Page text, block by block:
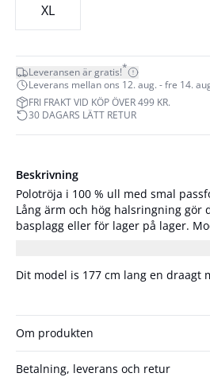
XL
Leveransen är gratis!*
Leverans mellan ons 12. aug. - fre 14.
FRI FRAKT VID KÖP ÖVER 499 KR.
30 DAGARS LÄTT RETUR
Beskrivning
Polotröja i 100 % ull med smal
Lång ärm och hög halsringning gör
basplagg eller för lager på lager. Modellen är 176 cm lång
Dit model is 177 cm lang en draagt
Om produkten
Betalning, leverans och retur